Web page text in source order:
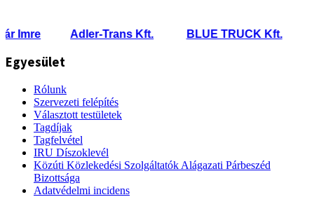
Adler-Trans Kft. BLUE TRUCK Kft.
Egyesület
Rólunk
Szervezeti felépítés
Választott testületek
Tagdíjak
Tagfelvétel
IRU Díszoklevél
Közúti Közlekedési Szolgáltatók Alágazati Párbeszéd
Bizottsága
Adatvédelmi incidens